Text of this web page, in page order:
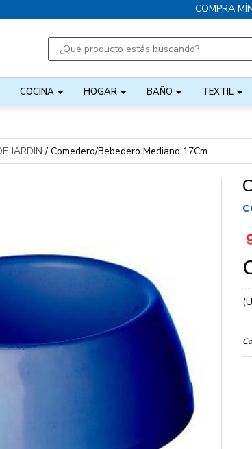
COMPRA
COCINA HOGAR BAÑO TEXTIL
JARDIN / Comedero/Bebedero Mediano 17Cm.